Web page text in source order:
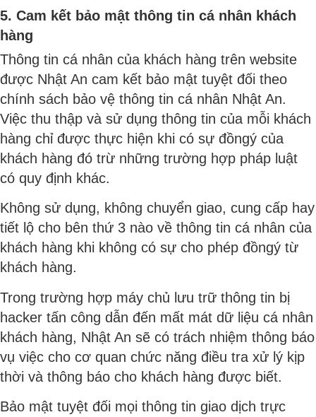
5. Cam kết bảo mật thông tin cá nhân khách
hàng
Thông tin cá nhân của khách hàng trên website
được Nhật An cam kết bảo mật tuyệt đối theo
chính sách bảo vệ thông tin cá nhân Nhật An.
Việc thu thập và sử dụng thông tin của mỗi khách
hàng chỉ được thực hiện khi có sự đồngý của
khách hàng đó trừ những trường hợp pháp luật
có quy định khác.
Không sử dụng, không chuyển giao, cung cấp hay
tiết lộ cho bên thứ 3 nào về thông tin cá nhân của
khách hàng khi không có sự cho phép đồngý từ
khách hàng.
Trong trường hợp máy chủ lưu trữ thông tin bị
hacker tấn công dẫn đến mất mát dữ liệu cá nhân
khách hàng, Nhật An sẽ có trách nhiệm thông báo
vụ việc cho cơ quan chức năng điều tra xử lý kịp
thời và thông báo cho khách hàng được biết.
Bảo mật tuyệt đối mọi thông tin giao dịch trực